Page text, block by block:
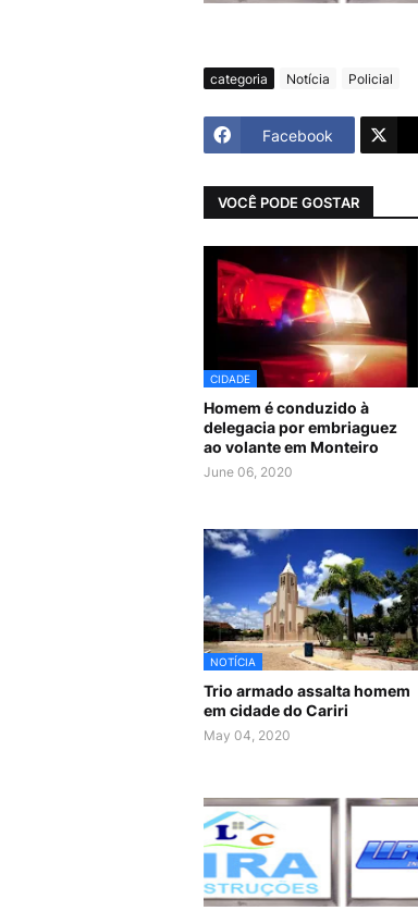
categoria Notícia Policial
Facebook
VOCÊ PODE GOSTAR
CIDADE
Homem é conduzido à
delegacia por embriaguez
ao volante em Monteiro
June 06, 2020
NOTÍCIA
Trio armado assalta homem
em cidade do Cariri
May 04, 2020